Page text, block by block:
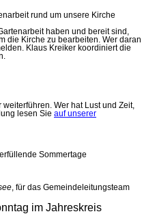
rund um unsere Kirche
haben und bereit sind,
die Kirche zu bearbeiten. Wer daran
Klaus Kreiker koordiniert die
Wer hat Lust und Zeit,
lesen Sie auf unserer
Sommertage
, für das Gemeindeleitungsteam
im Jahreskreis